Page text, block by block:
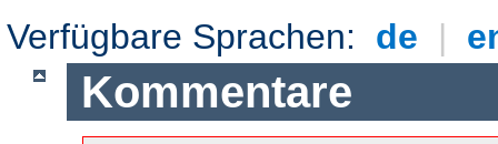
Verfügbare Sprachen: de |
Kommentare